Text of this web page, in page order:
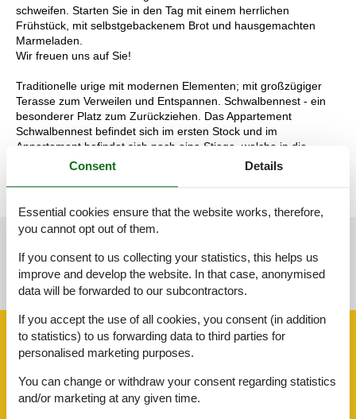
schweifen. Starten Sie in den Tag mit einem herrlichen
Frühstück, mit selbstgebackenem Brot und hausgemachten
Marmeladen.
Wir freuen uns auf Sie!
Traditionelle urige mit modernen Elementen; mit großzügiger
Terasse zum Verweilen und Entspannen. Schwalbennest - ein
besonderer Platz zum Zurückziehen. Das Appartement
Schwalbennest befindet sich im ersten Stock und im
Appartement befindet sich noch eine Stiege, welche in die
Schlafräume führt.
See nearby objects
See the course of the sun around the object
Facilities
AccommodationFacilities
Credit cards
Consent Details
Essential cookies ensure that the website works, therefore,
you cannot opt out of them.
If you consent to us collecting your statistics, this helps us
improve and develop the website. In that case, anonymised
data will be forwarded to our subcontractors.
If you accept the use of all cookies, you consent (in addition
to statistics) to us forwarding data to third parties for
personalised marketing purposes.
You can change or withdraw your consent regarding statistics
and/or marketing at any given time.